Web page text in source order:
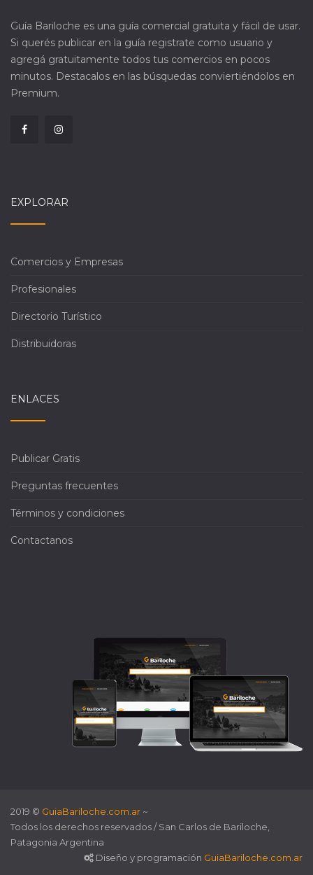
Guía Bariloche es una guía comercial gratuita y fácil de usar.
Si querés publicar en la guía registrate como usuario y
agregá gratuitamente todos tus comercios en pocos
minutos. Destacalos en las búsquedas conviertiéndolos en
Premium.
EXPLORAR
Comercios y Empresas
Profesionales
Directorio Turístico
Distribuidoras
ENLACES
Publicar Gratis
Preguntas frecuentes
Términos y condiciones
Contactanos
2019 © GuiaBariloche.com.ar ~
Todos los derechos reservados / San Carlos de Bariloche,
Patagonia Argentina
Diseño y programación GuiaBariloche.com.ar